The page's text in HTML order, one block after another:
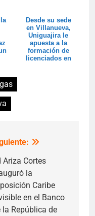
Desde su sede
en Villanueva,
Uniguajira le
apuesta a la
formación de
licenciados en
Ariza Cortes
la
Caribe
en el Banco
la República de